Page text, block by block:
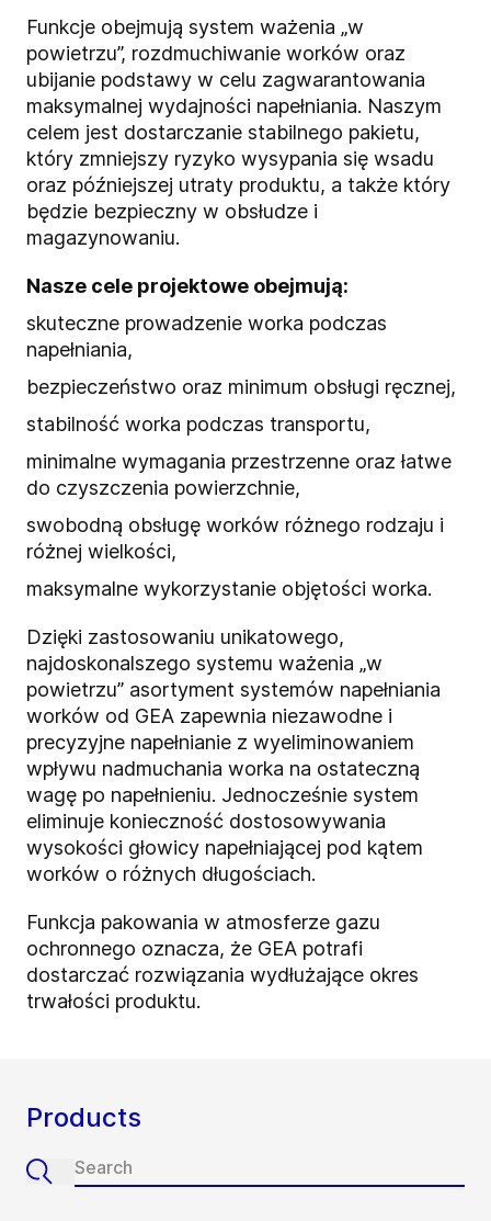
Funkcje obejmują system ważenia „w
powietrzu”, rozdmuchiwanie worków oraz
ubijanie podstawy w celu zagwarantowania
maksymalnej wydajności napełniania. Naszym
celem jest dostarczanie stabilnego pakietu,
który zmniejszy ryzyko wysypania się wsadu
oraz późniejszej utraty produktu, a także który
będzie bezpieczny w obsłudze i
magazynowaniu.
Nasze cele projektowe obejmują:
skuteczne prowadzenie worka podczas
napełniania,
bezpieczeństwo oraz minimum obsługi ręcznej,
stabilność worka podczas transportu,
minimalne wymagania przestrzenne oraz łatwe
do czyszczenia powierzchnie,
swobodną obsługę worków różnego rodzaju i
różnej wielkości,
maksymalne wykorzystanie objętości worka.
Dzięki zastosowaniu unikatowego,
najdoskonalszego systemu ważenia „w
powietrzu” asortyment systemów napełniania
worków od GEA zapewnia niezawodne i
precyzyjne napełnianie z wyeliminowaniem
wpływu nadmuchania worka na ostateczną
wagę po napełnieniu. Jednocześnie system
eliminuje konieczność dostosowywania
wysokości głowicy napełniającej pod kątem
worków o różnych długościach.
Funkcja pakowania w atmosferze gazu
ochronnego oznacza, że GEA potrafi
dostarczać rozwiązania wydłużające okres
trwałości produktu.
Products